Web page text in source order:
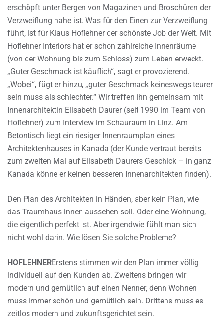
erschöpft unter Bergen von Magazinen und Broschüren der
Verzweiflung nahe ist. Was für den Einen zur Verzweiflung
führt, ist für Klaus Hoflehner der schönste Job der Welt. Mit
Hoflehner Interiors hat er schon zahlreiche Innenräume
(von der Wohnung bis zum Schloss) zum Leben erweckt.
„Guter Geschmack ist käuflich“, sagt er provozierend.
„Wobei“, fügt er hinzu, „guter Geschmack keineswegs teurer
sein muss als schlechter.“ Wir treffen ihn gemeinsam mit
Innenarchitektin Elisabeth Daurer (seit 1990 im Team von
Hoflehner) zum Interview im Schauraum in Linz. Am
Betontisch liegt ein riesiger Innenraumplan eines
Architektenhauses in Kanada (der Kunde vertraut bereits
zum zweiten Mal auf Elisabeth Daurers Geschick – in ganz
Kanada könne er keinen besseren Innenarchitekten finden).
Den Plan des Architekten in Händen, aber kein Plan, wie
das Traumhaus innen aussehen soll. Oder eine Wohnung,
die eigentlich perfekt ist. Aber irgendwie fühlt man sich
nicht wohl darin. Wie lösen Sie solche Probleme?
HOFLEHNERErstens stimmen wir den Plan immer völlig
individuell auf den Kunden ab. Zweitens bringen wir
modern und gemütlich auf einen Nenner, denn Wohnen
muss immer schön und gemütlich sein. Drittens muss es
zeitlos modern und zukunftsgerichtet sein.